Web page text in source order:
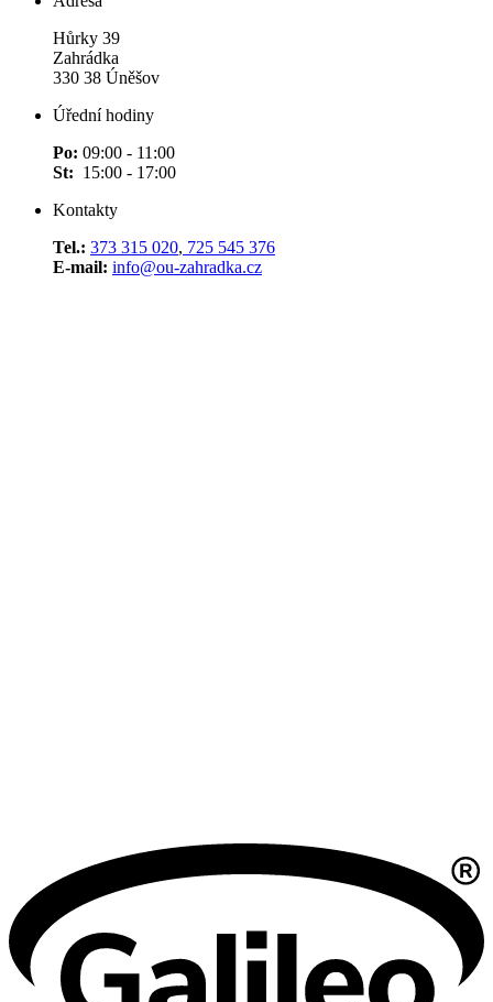
Hůrky 39
Zahrádka
330 38 Úněšov
Úřední hodiny
Po: 09:00 - 11:00
St: 15:00 - 17:00
Kontakty
Tel.: 373 315 020, 725 545 376
E-mail: info@ou-zahradka.cz